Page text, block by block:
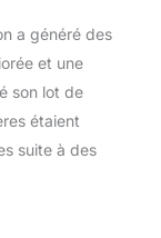
a généré des
et une
son lot de
étaient
suite à des